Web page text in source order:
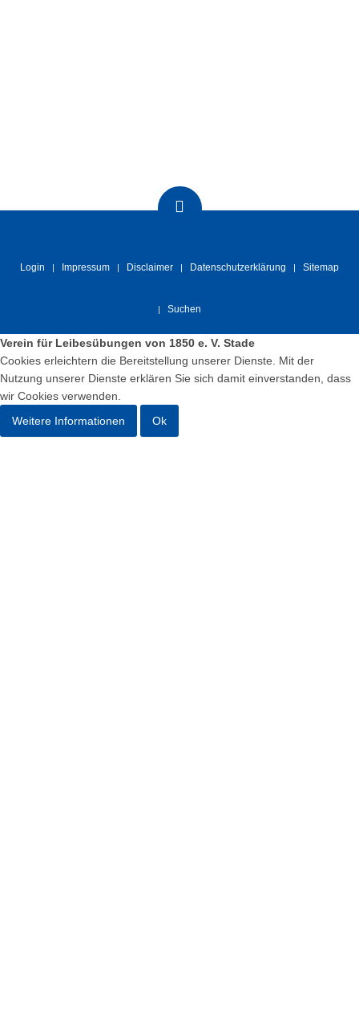
Login Impressum Disclaimer Datenschutzerklärung Sitemap
Suchen
Verein für Leibesübungen von 1850 e. V. Stade
Cookies erleichtern die Bereitstellung unserer Dienste. Mit der
Nutzung unserer Dienste erklären Sie sich damit einverstanden, dass
wir Cookies verwenden.
Weitere Informationen
Ok